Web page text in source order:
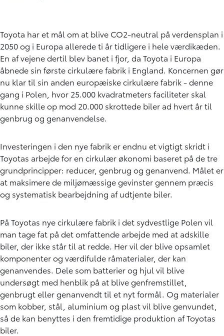
Toyota har et mål om at blive CO2-neutral på verdensplan i
2050 og i Europa allerede ti år tidligere i hele værdikæden.
En af vejene dertil blev banet i fjor, da Toyota i Europa
åbnede sin første cirkulære fabrik i England. Koncernen gør
nu klar til sin anden europæiske cirkulære fabrik - denne
gang i Polen, hvor 25.000 kvadratmeters faciliteter skal
kunne skille op mod 20.000 skrottede biler ad hvert år til
genbrug og genanvendelse.
Investeringen i den nye fabrik er endnu et vigtigt skridt i
Toyotas arbejde for en cirkulær økonomi baseret på de tre
grundprincipper: reducer, genbrug og genanvend. Målet er
at maksimere de miljømæssige gevinster gennem præcis
og systematisk bearbejdning af udtjente biler.
På Toyotas nye cirkulære fabrik i det sydvestlige Polen vil
man tage fat på det omfattende arbejde med at adskille
biler, der ikke står til at redde. Her vil der blive opsamlet
komponenter og værdifulde råmaterialer, der kan
genanvendes. Dele som batterier og hjul vil blive
undersøgt med henblik på at blive genfremstillet,
genbrugt eller genanvendt til et nyt formål. Og materialer
som kobber, stål, aluminium og plast vil blive genvundet,
så de kan benyttes i den fremtidige produktion af Toyotas
biler.